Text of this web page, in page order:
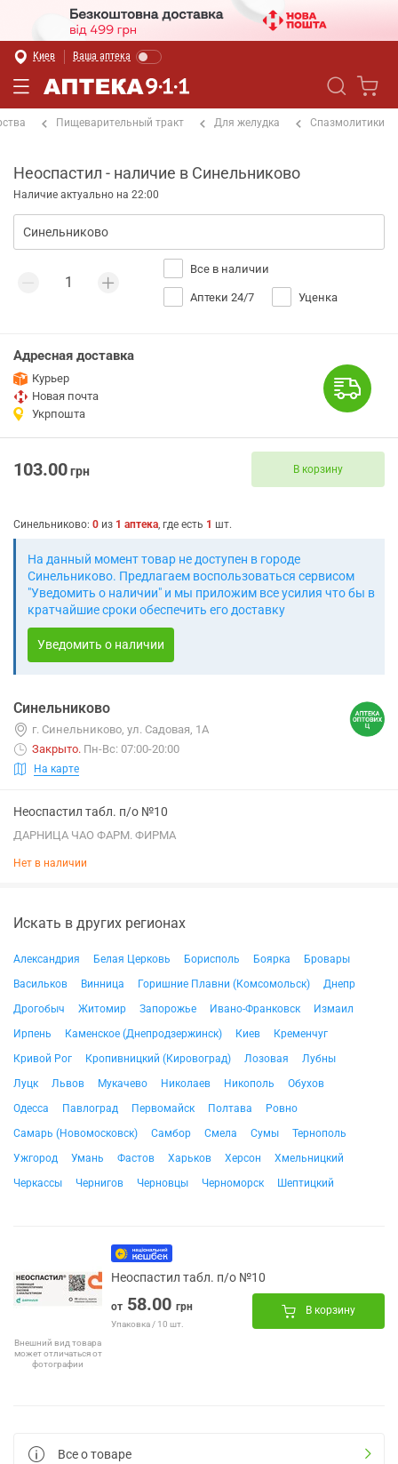
Киев Ваша аптека
Пищеварительный тракт Для желудка Спазмолитики
Неоспастил - наличие в Синельниково
Наличие актуально на 22:00
Все в наличии
Аптеки 24/7 Уценка
Адресная доставка
Курьер
Новая почта
Укрпошта
103.00грн В корзину
Синельниково: 0 из 1 аптека, где есть 1 шт.
На данный момент товар не доступен в городе
Синельниково. Предлагаем воспользоваться сервисом
"Уведомить о наличии" и мы приложим все усилия что бы в
кратчайшие сроки обеспечить его доставку
Уведомить о наличии
Синельниково
г. Синельниково, ул. Садовая, 1А
Закрыто. Пн-Вс: 07:00-20:00
На карте
Неоспастил табл. п/о №10
ДАРНИЦА ЧАО ФАРМ. ФИРМА
Нет в наличии
Искать в других регионах
Александрия Белая Церковь Борисполь Боярка
Бровары
Васильков
Винница Горишние Плавни (Комсомольск)
Днепр
Дрогобыч
Житомир Запорожье Ивано-Франковск
Измаил
Ирпень
Каменское (Днепродзержинск) Киев
Кременчуг
Кривой Рог
Кропивницкий (Кировоград) Лозовая
Лубны
Луцк
Львов Мукачево Николаев Никополь
Обухов
Одесса
Павлоград Первомайск Полтава
Ровно
Самарь (Новомосковск)
Самбор Смела Сумы
Тернополь
Ужгород
Умань Фастов Харьков Херсон
Хмельницкий
Черкассы
Чернигов Черновцы Черноморск Шептицкий
Внешний вид товара
может отличаться от
фотографии
Неоспастил табл. п/о №10
от 58.00 грн
Упаковка / 10 шт.
В корзину
Все о товаре